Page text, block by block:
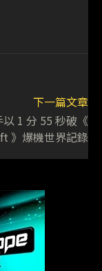
下一篇文章
以 1 分 55 秒破《
》爆機世界記錄